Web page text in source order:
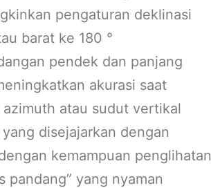
pengaturan deklinasi
barat ke 180 °
pendek dan panjang
akurasi saat
azimuth atau sudut vertikal
disejajarkan dengan
kemampuan penglihatan
pandang” yang nyaman